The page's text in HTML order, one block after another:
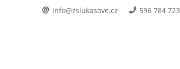
info@zslukasove.cz 596 784 723